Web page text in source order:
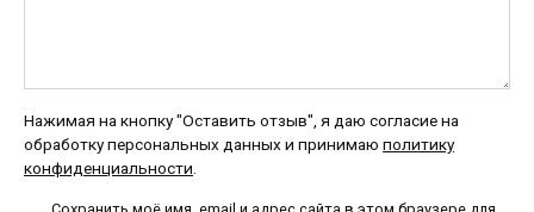
Нажимая на кнопку "Оставить отзыв", я даю согласие на
обработку персональных данных и принимаю политику
конфиденциальности.